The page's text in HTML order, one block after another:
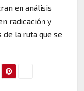
en análisis
radicación y
la ruta que se